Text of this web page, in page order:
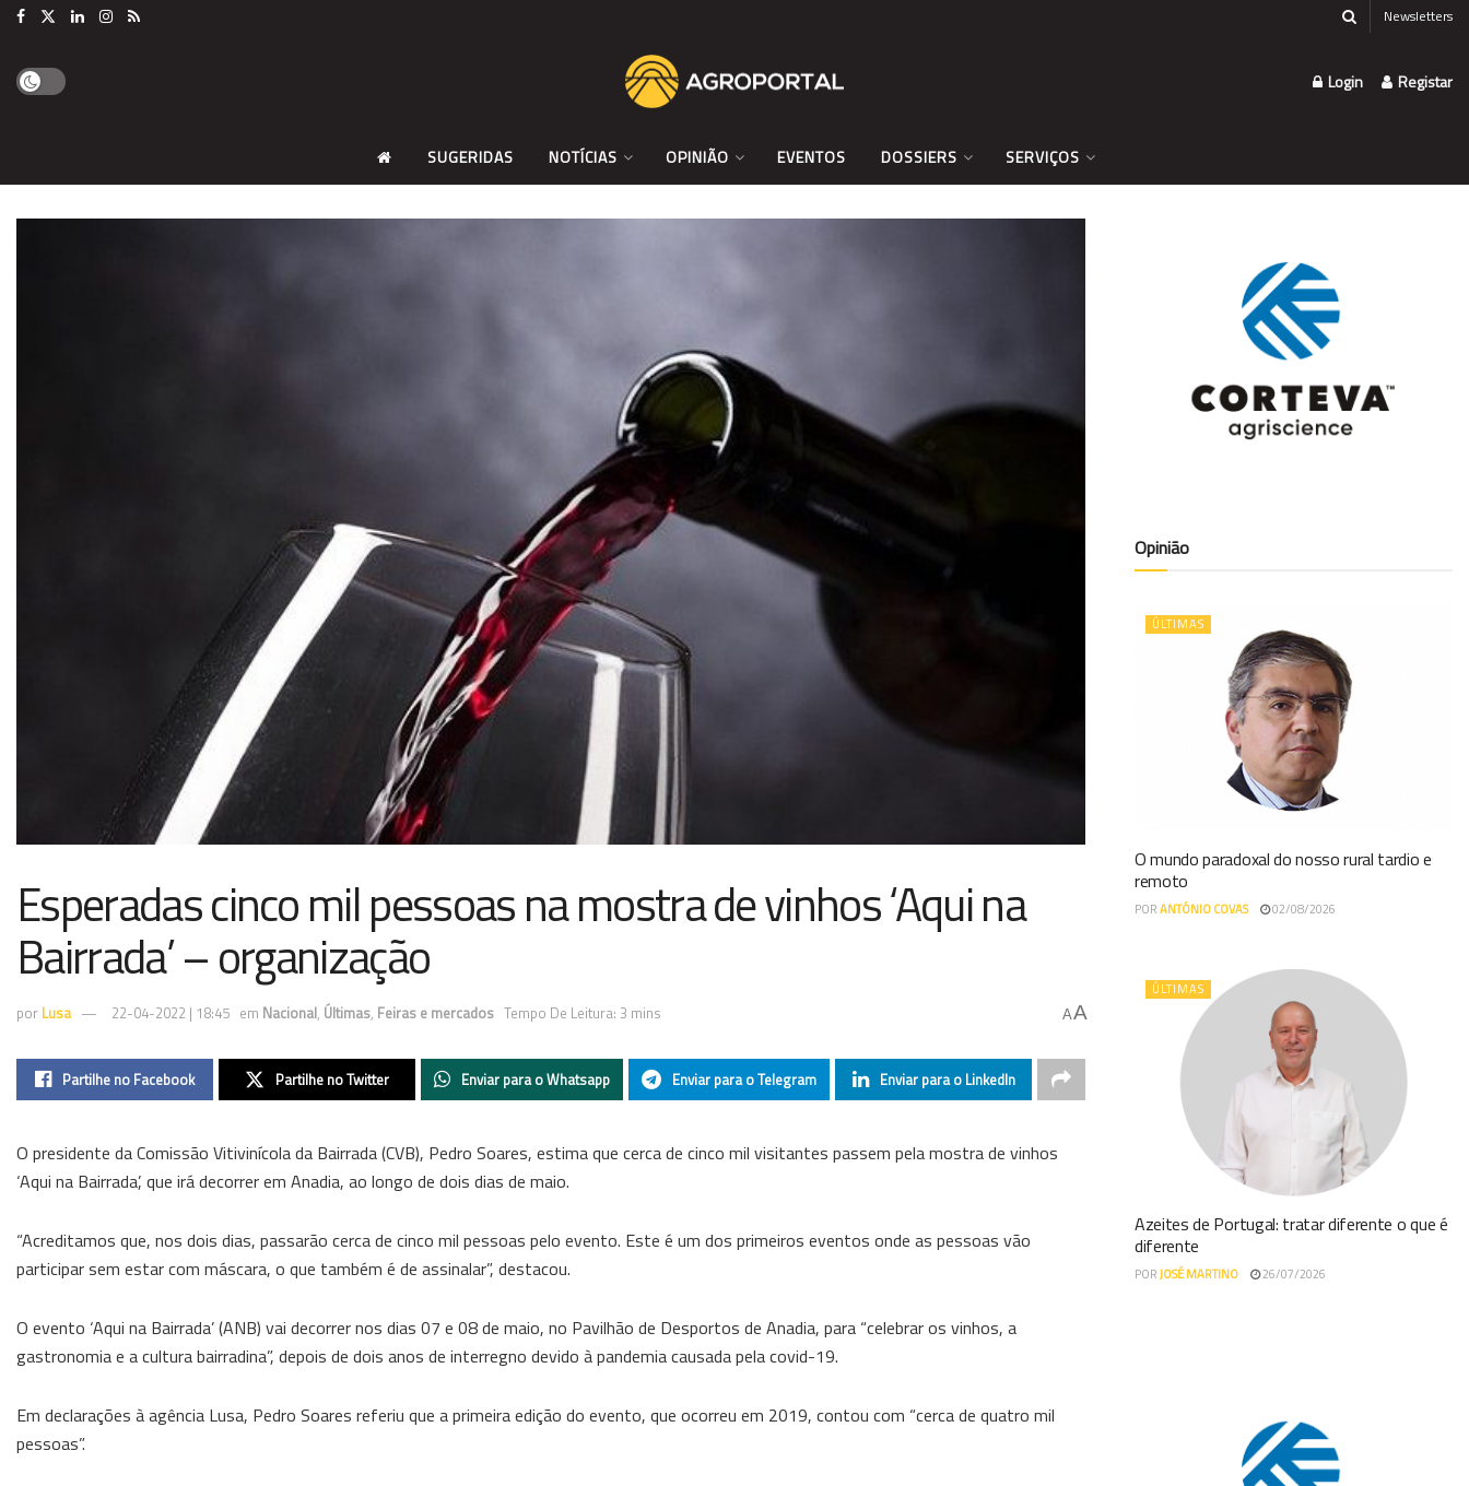
Newsletters
Login Registar
SUGERIDAS NOTÍCIAS OPINIÃO EVENTOS DOSSIERS SERVIÇOS
Esperadas cinco mil pessoas na mostra de vinhos ‘Aqui na
Bairrada’ – organização
por Lusa 22-04-2022 | 18:45 em Nacional, Últimas, Feiras e mercados Tempo De Leitura: 3 mins AA
Partilhe no Facebook Partilhe no Twitter Enviar para o Whatsapp Enviar para o Telegram Enviar para o LinkedIn
O presidente da Comissão Vitivinícola da Bairrada (CVB), Pedro Soares, estima que cerca de cinco mil visitantes passem pela mostra de vinhos
‘Aqui na Bairrada’, que irá decorrer em Anadia, ao longo de dois dias de maio.
“Acreditamos que, nos dois dias, passarão cerca de cinco mil pessoas pelo evento. Este é um dos primeiros eventos onde as pessoas vão
participar sem estar com máscara, o que também é de assinalar”, destacou.
O evento ‘Aqui na Bairrada’ (ANB) vai decorrer nos dias 07 e 08 de maio, no Pavilhão de Desportos de Anadia, para “celebrar os vinhos, a
gastronomia e a cultura bairradina”, depois de dois anos de interregno devido à pandemia causada pela covid-19.
Em declarações à agência Lusa, Pedro Soares referiu que a primeira edição do evento, que ocorreu em 2019, contou com “cerca de quatro mil
pessoas”.
Opinião
ÚLTIMAS
O mundo paradoxal do nosso rural tardio e
remoto
PORANTÓNIO COVAS 02/08/2026
ÚLTIMAS
Azeites de Portugal: tratar diferente o que é
diferente
PORJOSÉ MARTINO 26/07/2026